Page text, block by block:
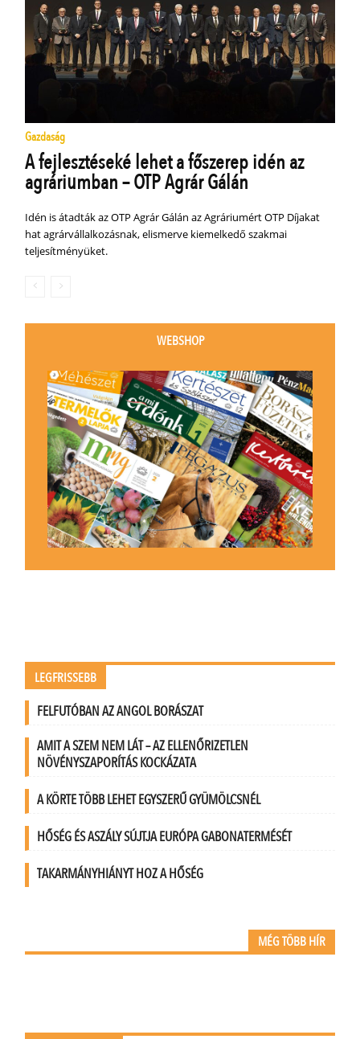
Gazdaság
A fejlesztéseké lehet a főszerep idén az
agráriumban – OTP Agrár Gálán
Idén is átadták az OTP Agrár Gálán az Agráriumért OTP Díjakat
hat agrárvállalkozásnak, elismerve kiemelkedő szakmai
teljesítményüket.
WEBSHOP
LEGFRISSEBB
FELFUTÓBAN AZ ANGOL BORÁSZAT
AMIT A SZEM NEM LÁT – AZ ELLENŐRIZETLEN
NÖVÉNYSZAPORÍTÁS KOCKÁZATA
A KÖRTE TÖBB LEHET EGYSZERŰ GYÜMÖLCSNÉL
HŐSÉG ÉS ASZÁLY SÚJTJA EURÓPA GABONATERMÉSÉT
TAKARMÁNYHIÁNYT HOZ A HŐSÉG
MÉG TÖBB HÍR